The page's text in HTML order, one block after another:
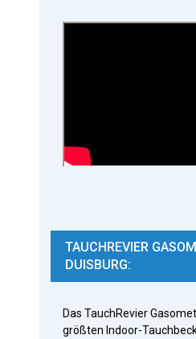
TAUCHREVIER
DUISBURG:
Das TauchRevier
größten Indoor-